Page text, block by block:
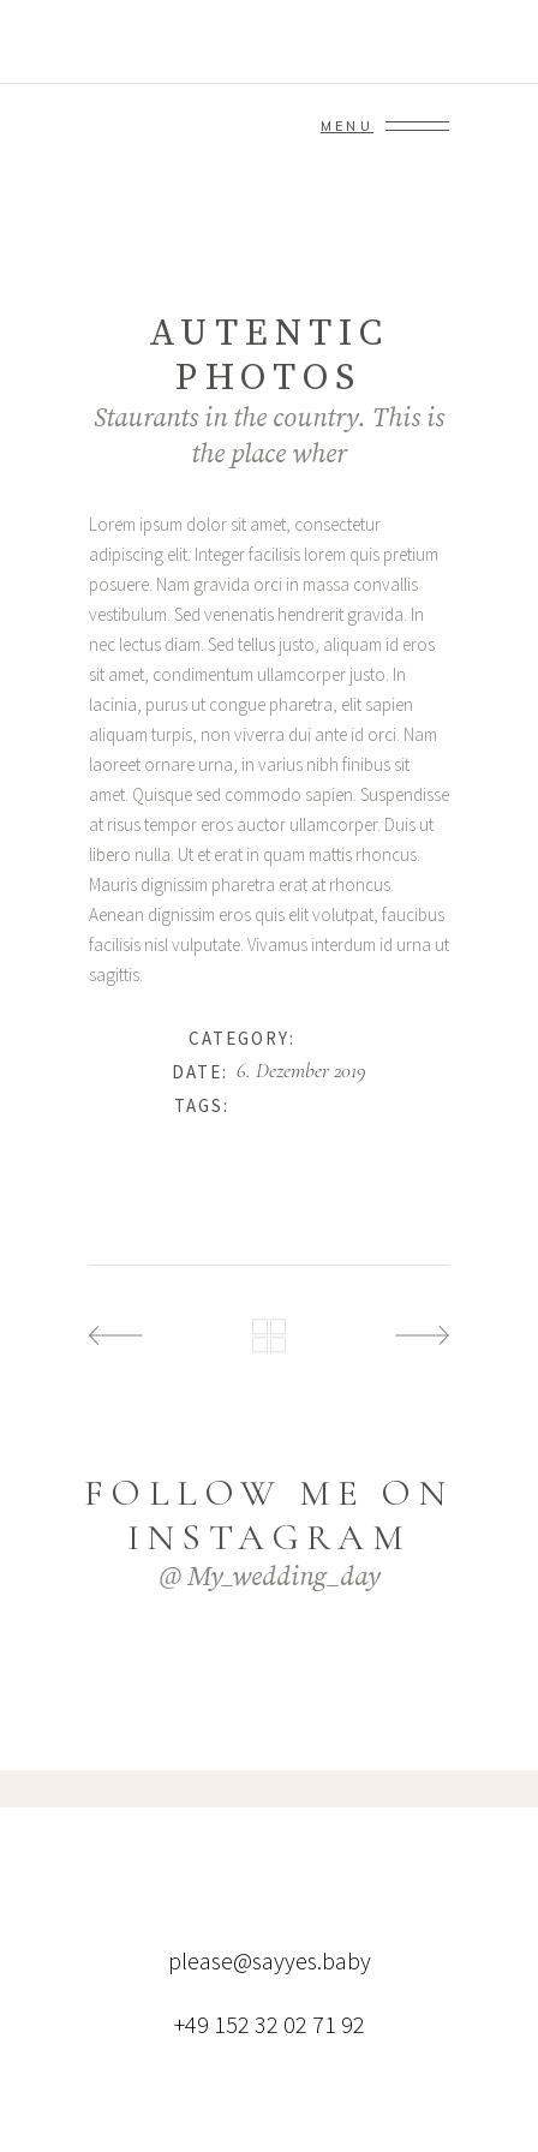
MENU
AUTENTIC
PHOTOS
Staurants in the country. This is
the place wher
Lorem ipsum dolor sit amet, consectetur
adipiscing elit. Integer facilisis lorem quis pretium
posuere. Nam gravida orci in massa convallis
vestibulum. Sed venenatis hendrerit gravida. In
nec lectus diam. Sed tellus justo, aliquam id eros
sit amet, condimentum ullamcorper justo. In
lacinia, purus ut congue pharetra, elit sapien
aliquam turpis, non viverra dui ante id orci. Nam
laoreet ornare urna, in varius nibh finibus sit
amet. Quisque sed commodo sapien. Suspendisse
at risus tempor eros auctor ullamcorper. Duis ut
libero nulla. Ut et erat in quam mattis rhoncus.
Mauris dignissim pharetra erat at rhoncus.
Aenean dignissim eros quis elit volutpat, faucibus
facilisis nisl vulputate. Vivamus interdum id urna ut
sagittis.
CATEGORY:
DATE: 6. Dezember 2019
TAGS:
FOLLOW ME ON
INSTAGRAM
@ My_wedding_day
please@sayyes.baby
+49 152 32 02 71 92